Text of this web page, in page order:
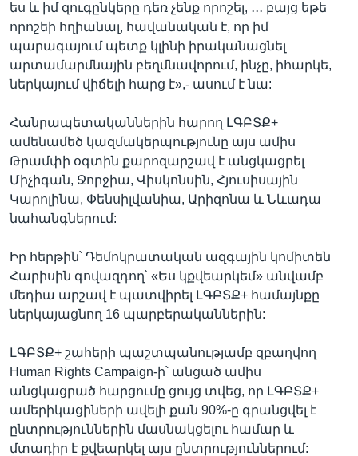
ես և իմ զուգընկերը դեռ չենք որոշել, ․․․ բայց եթե
որոշեի հղիանալ, հավանական է, որ իմ
պարագայում պետք կլինի իրականացնել
արտամարմնային բեղմնավորում, ինչը, իհարկե,
ներկայում վիճելի հարց է»,- ասում է նա:
Հանրապետականներին հարող ԼԳԲՏՔ+
ամենամեծ կազմակերպությունը այս ամիս
Թրամփի օգտին քարոզարշավ է անցկացրել
Միչիգան, Ջորջիա, Վիսկոնսին, Հյուսիսային
Կարոլինա, Փենսիլվանիա, Արիզոնա և Նևադա
նահանգներում:
Իր հերթին՝ Դեմոկրատական ազգային կոմիտեն
Հարիսին գովազդող՝ «Ես կքվեարկեմ» անվամբ
մեդիա արշավ է պատվիրել ԼԳԲՏՔ+ համայնքը
ներկայացնող 16 պարբերականներին:
ԼԳԲՏՔ+ շահերի պաշտպանությամբ զբաղվող
Human Rights Campaign-ի՝ անցած ամիս
անցկացրած հարցումը ցույց տվեց, որ ԼԳԲՏՔ+
ամերիկացիների ավելի քան 90%-ը գրանցվել է
ընտրություններին մասնակցելու համար և
մտադիր է քվեարկել այս ընտրություններում: